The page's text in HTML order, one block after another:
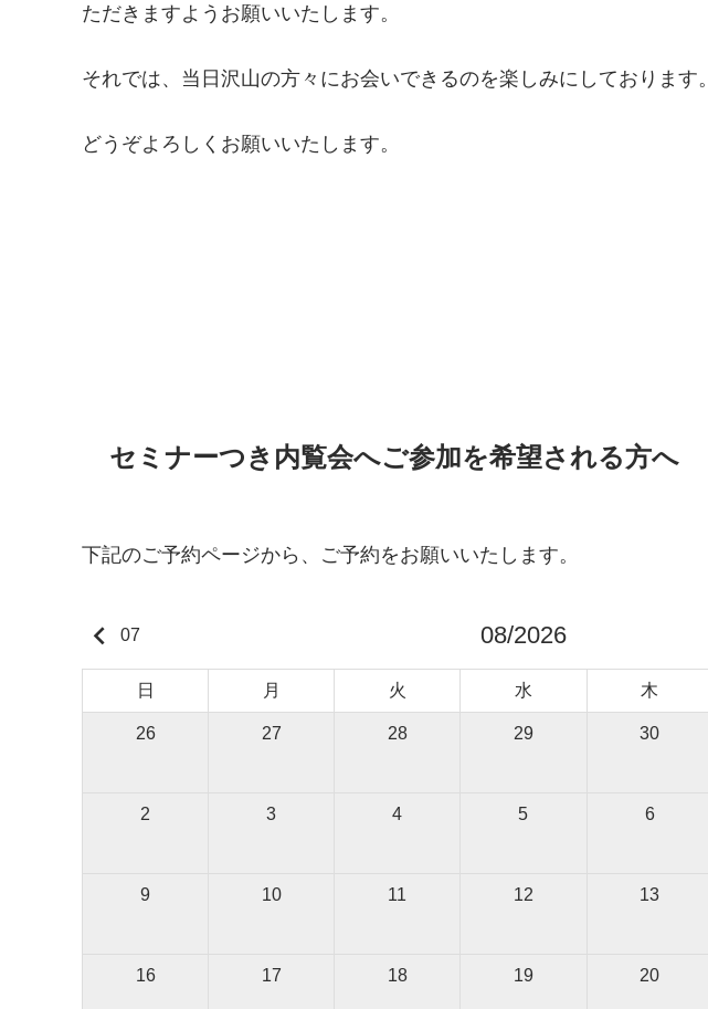
ただきますようお願いいたします。
それでは、当日沢山の方々にお会いできるのを楽しみにしております。
どうぞよろしくお願いいたします。
セミナーつき内覧会へご参加を希望される方へ
下記のご予約ページから、ご予約をお願いいたします。
keyboard_arrow_left 07 08/2026
日 月 火 水 木
26 27 28 29 30
2 3 4 5 6
9 10 11 12 13
16 17 18 19 20